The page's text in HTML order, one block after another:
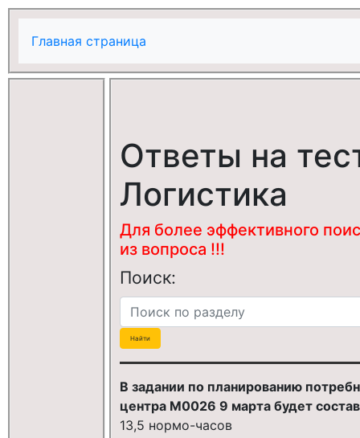
Главная страница
Ответы на
Логистика
Для более эффективного
из вопроса !!!
Поиск:
В задании по планированию
центра M0026 9 марта будет
13,5 нормо-часов